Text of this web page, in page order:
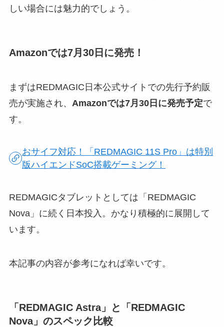
しい場合には魅力的でしょう。
Amazonでは7月30日に発売！
まずはREDMAGIC日本公式サイトでの先行予約販
売が実施され、 Amazonでは7月30日に発売予定で
す。
おサイフ対応！「REDMAGIC 11S Pro」は特別
版ハイエンドSoC搭載ゲーミング！
REDMAGICタブレットとしては「REDMAGIC
Nova」に続く日本投入。かなり積極的に展開して
います。
本記事の内容が参考になれば幸いです。
「REDMAGIC Astra」と「REDMAGIC
Nova」のスペック比較